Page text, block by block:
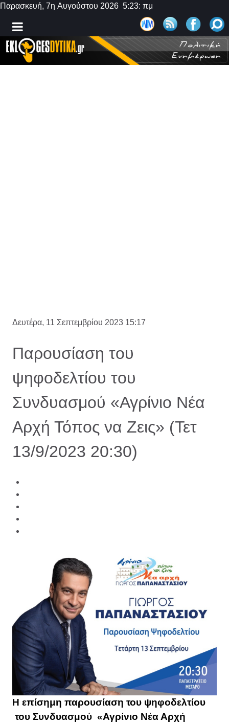
Παρασκευή, 7η Αυγούστου 2026 5:23: πμ
Δευτέρα, 11 Σεπτεμβρίου 2023 15:17
Παρουσίαση του
ψηφοδελτίου του
Συνδυασμού «Αγρίνιο Νέα
Αρχή Τόπος να Ζεις» (Τετ
13/9/2023 20:30)
Η επίσημη παρουσίαση του ψηφοδελτίου
του Συνδυασμού «Αγρίνιο Νέα Αρχή